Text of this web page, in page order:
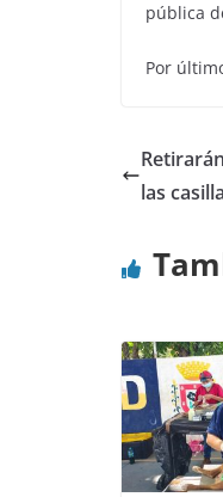
pública
Por
las